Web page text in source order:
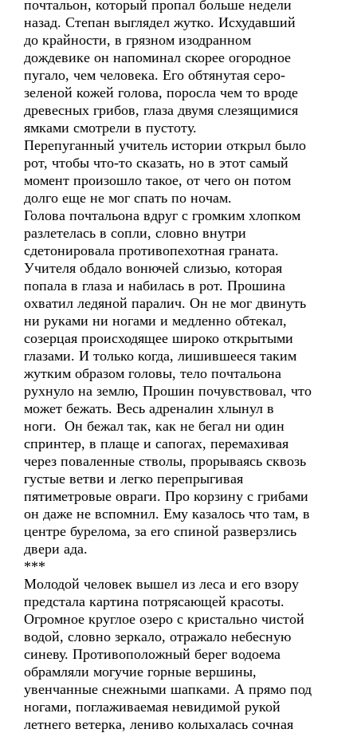
почтальон, который пропал больше недели
назад. Степан выглядел жутко. Исхудавший
до крайности, в грязном изодранном
дождевике он напоминал скорее огородное
пугало, чем человека. Его обтянутая серо-
зеленой кожей голова, поросла чем то вроде
древесных грибов, глаза двумя слезящимися
ямками смотрели в пустоту.
Перепуганный учитель истории открыл было
рот, чтобы что-то сказать, но в этот самый
момент произошло такое, от чего он потом
долго еще не мог спать по ночам.
Голова почтальона вдруг с громким хлопком
разлетелась в сопли, словно внутри
сдетонировала противопехотная граната.
Учителя обдало вонючей слизью, которая
попала в глаза и набилась в рот. Прошина
охватил ледяной паралич. Он не мог двинуть
ни руками ни ногами и медленно обтекал,
созерцая происходящее широко открытыми
глазами. И только когда, лишившееся таким
жутким образом головы, тело почтальона
рухнуло на землю, Прошин почувствовал, что
может бежать. Весь адреналин хлынул в
ноги. Он бежал так, как не бегал ни один
спринтер, в плаще и сапогах, перемахивая
через поваленные стволы, прорываясь сквозь
густые ветви и легко перепрыгивая
пятиметровые овраги. Про корзину с грибами
он даже не вспомнил. Ему казалось что там, в
центре бурелома, за его спиной разверзлись
двери ада.
***
Молодой человек вышел из леса и его взору
предстала картина потрясающей красоты.
Огромное круглое озеро с кристально чистой
водой, словно зеркало, отражало небесную
синеву. Противоположный берег водоема
обрамляли могучие горные вершины,
увенчанные снежными шапками. А прямо под
ногами, поглаживаемая невидимой рукой
летнего ветерка, лениво колыхалась сочная